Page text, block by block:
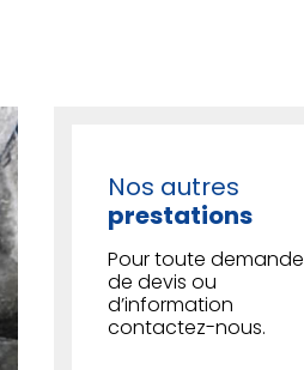
Nos autres
prestations
Pour toute demande
de devis ou
d’information
contactez-nous.